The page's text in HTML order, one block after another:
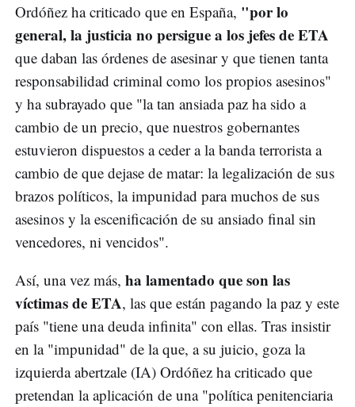
Ordóñez ha criticado que en España, "por lo
general, la justicia no persigue a los jefes de ETA
que daban las órdenes de asesinar y que tienen tanta
responsabilidad criminal como los propios asesinos"
y ha subrayado que "la tan ansiada paz ha sido a
cambio de un precio, que nuestros gobernantes
estuvieron dispuestos a ceder a la banda terrorista a
cambio de que dejase de matar: la legalización de sus
brazos políticos, la impunidad para muchos de sus
asesinos y la escenificación de su ansiado final sin
vencedores, ni vencidos".
Así, una vez más, ha lamentado que son las
víctimas de ETA, las que están pagando la paz y este
país "tiene una deuda infinita" con ellas. Tras insistir
en la "impunidad" de la que, a su juicio, goza la
izquierda abertzale (IA) Ordóñez ha criticado que
pretendan la aplicación de una "política penitenciaria